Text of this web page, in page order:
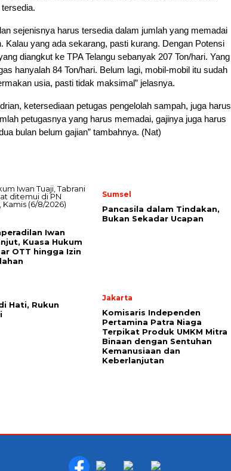
sejenisnya harus tersedia dalam jumlah yang memadai
Kalau yang ada sekarang, pasti kurang. Dengan Potensi
diangkut ke TPA Telangu sebanyak 207 Ton/hari. Yang
hanyalah 84 Ton/hari. Belum lagi, mobil-mobil itu sudah
usia, pasti tidak maksimal” jelasnya.
ketersediaan petugas pengelolah sampah, juga harus
petugasnya yang harus memadai, gajinya juga harus
bulan belum gajian” tambahnya. (Nat)
Iwan
Kuasa Hukum
OTT hingga Izin
Sumsel
Pancasila dalam Tindakan,
Bukan Sekadar Ucapan
Hati, Rukun
Jakarta
Komisaris Independen
Pertamina Patra Niaga
Terpikat Produk UMKM Mitra
Binaan dengan Sentuhan
Kemanusiaan dan
Keberlanjutan